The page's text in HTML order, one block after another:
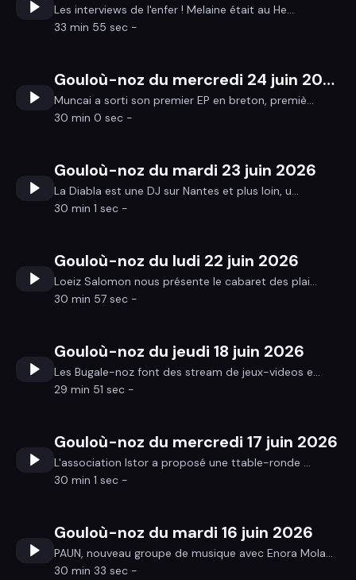
Les interviews de l'enfer ! Melaine était au He...
33 min 55 sec -
Gouloù-noz du mercredi 24 juin 2026
Muncai a sorti son premier EP en breton, premiè...
30 min 0 sec -
Gouloù-noz du mardi 23 juin 2026
La Diabla est une DJ sur Nantes et plus loin, u...
30 min 1 sec -
Gouloù-noz du ludi 22 juin 2026
Loeiz Salomon nous présente le cabaret des plai...
30 min 57 sec -
Gouloù-noz du jeudi 18 juin 2026
Les Bugale-noz font des stream de jeux-videos e...
29 min 51 sec -
Gouloù-noz du mercredi 17 juin 2026
L'association Istor a proposé une ttable-ronde ...
30 min 1 sec -
Gouloù-noz du mardi 16 juin 2026
PAUN, nouveau groupe de musique avec Enora Mola...
30 min 33 sec -